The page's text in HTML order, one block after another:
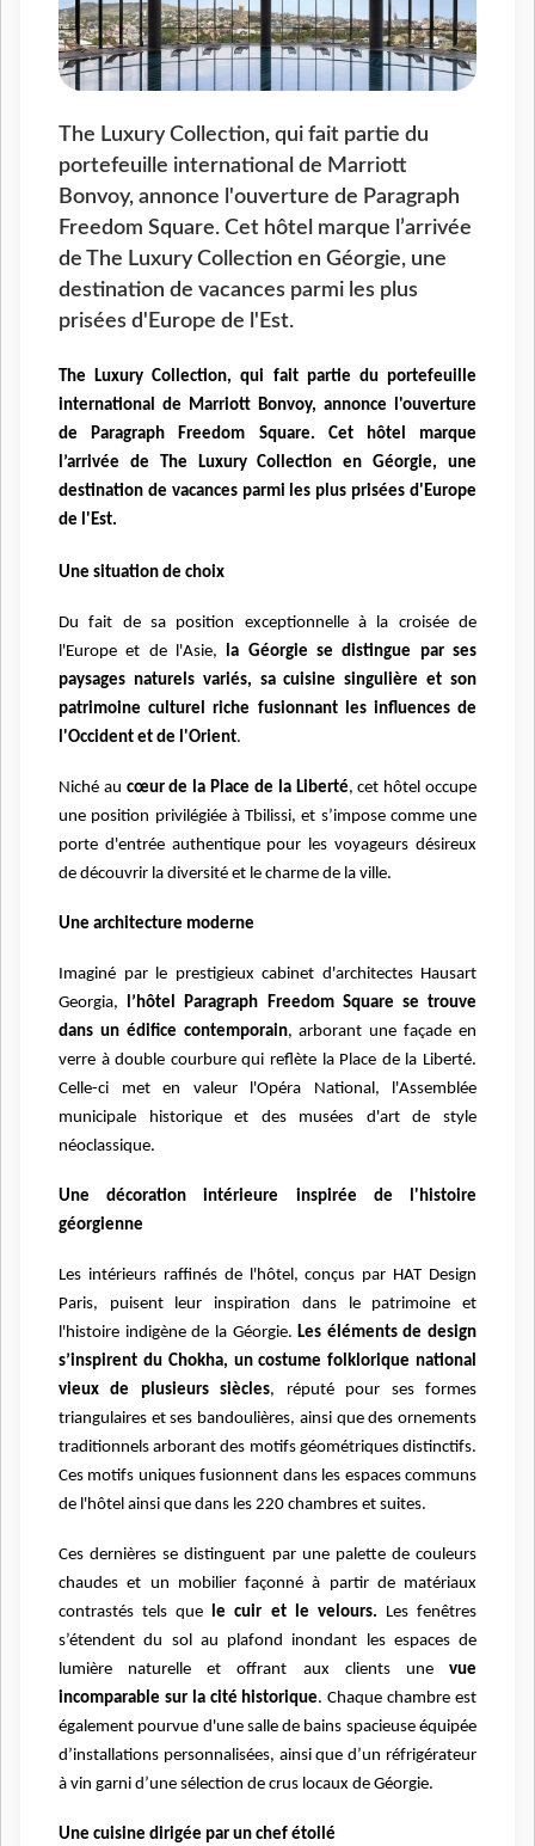
The Luxury Collection, qui fait partie du
portefeuille international de Marriott
Bonvoy, annonce l'ouverture de Paragraph
Freedom Square. Cet hôtel marque l’arrivée
de The Luxury Collection en Géorgie, une
destination de vacances parmi les plus
prisées d'Europe de l'Est.
The Luxury Collection, qui fait partie du portefeuille
international de Marriott Bonvoy, annonce l'ouverture
de Paragraph Freedom Square. Cet hôtel marque
l’arrivée de The Luxury Collection en Géorgie, une
destination de vacances parmi les plus prisées d'Europe
de l'Est.
Une situation de choix
Du fait de sa position exceptionnelle à la croisée de
l'Europe et de l'Asie, la Géorgie se distingue par ses
paysages naturels variés, sa cuisine singulière et son
patrimoine culturel riche fusionnant les influences de
l'Occident et de l'Orient.
Niché au cœur de la Place de la Liberté, cet hôtel occupe
une position privilégiée à Tbilissi, et s’impose comme une
porte d'entrée authentique pour les voyageurs désireux
de découvrir la diversité et le charme de la ville.
Une architecture moderne
Imaginé par le prestigieux cabinet d'architectes Hausart
Georgia, l’hôtel Paragraph Freedom Square se trouve
dans un édifice contemporain, arborant une façade en
verre à double courbure qui reflète la Place de la Liberté.
Celle-ci met en valeur l'Opéra National, l'Assemblée
municipale historique et des musées d'art de style
néoclassique.
Une décoration intérieure inspirée de l'histoire
géorgienne
Les intérieurs raffinés de l'hôtel, conçus par HAT Design
Paris, puisent leur inspiration dans le patrimoine et
l'histoire indigène de la Géorgie. Les éléments de design
s’inspirent du Chokha, un costume folklorique national
vieux de plusieurs siècles, réputé pour ses formes
triangulaires et ses bandoulières, ainsi que des ornements
traditionnels arborant des motifs géométriques distinctifs.
Ces motifs uniques fusionnent dans les espaces communs
de l'hôtel ainsi que dans les 220 chambres et suites.
Ces dernières se distinguent par une palette de couleurs
chaudes et un mobilier façonné à partir de matériaux
contrastés tels que le cuir et le velours.
Les fenêtres
s’étendent du sol au plafond inondant les espaces de
lumière naturelle et offrant aux clients unevue
incomparable sur la cité historique. Chaque chambre est
également pourvue d'une salle de bains spacieuse équipée
d’installations personnalisées, ainsi que d’un réfrigérateur
à vin garni d’une sélection de crus locaux de Géorgie.
Une cuisine dirigée par un chef étoilé